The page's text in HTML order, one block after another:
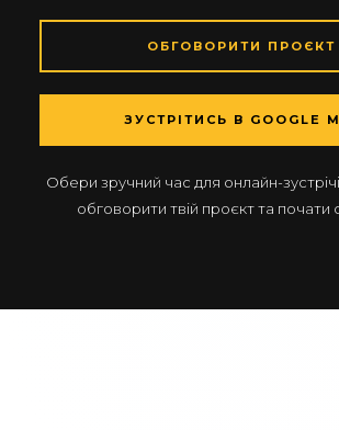
ОБГОВОРИТИ ПРОЄКТ
ЗУСТРІТИСЬ В GOOGLE
Обери зручний час для онлайн-
обговорити твій проєкт та почати